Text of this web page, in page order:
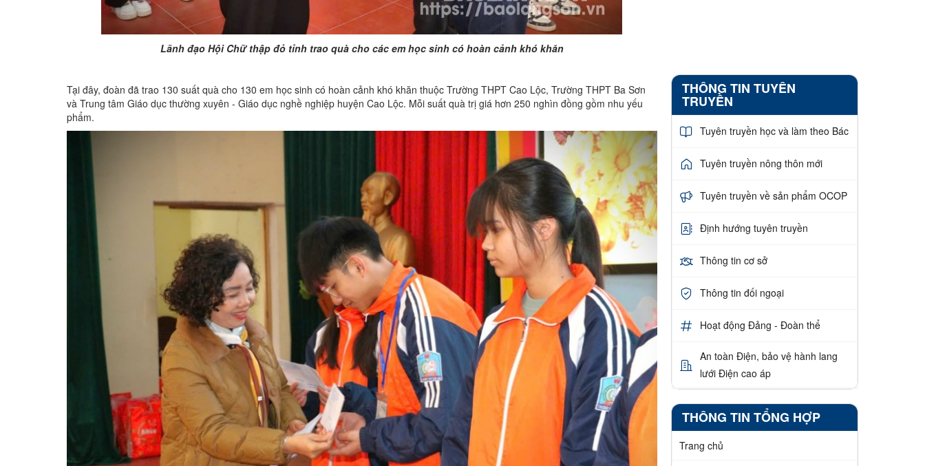
Lãnh đạo Hội Chữ thập đỏ tỉnh trao quà cho các em học sinh có hoàn cảnh khó khăn
Tại đây, đoàn đã trao 130 suất quà cho 130 em học sinh có hoàn cảnh khó khăn thuộc Trường THPT Cao Lộc, Trường THPT Ba Sơn
và Trung tâm Giáo dục thường xuyên - Giáo dục nghề nghiệp huyện Cao Lộc. Mỗi suất quà trị giá hơn 250 nghìn đồng gồm nhu yếu
phẩm.
THÔNG TIN TUYÊN
TRUYỀN
Tuyên truyền học và làm theo Bác
Tuyên truyền nông thôn mới
Tuyên truyền về sản phẩm OCOP
Định hướng tuyên truyền
Thông tin cơ sở
Thông tin đối ngoại
Hoạt động Đảng - Đoàn thể
An toàn Điện, bảo vệ hành lang
lưới Điện cao áp
THÔNG TIN TỔNG HỢP
Trang chủ